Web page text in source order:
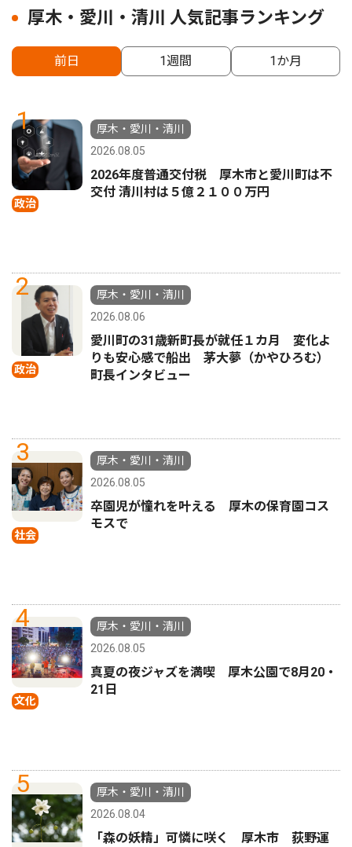
厚木・愛川・清川 人気記事ランキング
前日 1週間 1か月
1
政治
厚木・愛川・清川
2026.08.05
2026年度普通交付税 厚木市と愛川町は不
交付 清川村は５億２１００万円
2
政治
厚木・愛川・清川
2026.08.06
愛川町の31歳新町長が就任１カ月 変化よ
りも安心感で船出 茅大夢（かやひろむ）
町長インタビュー
3
社会
厚木・愛川・清川
2026.08.05
卒園児が憧れを叶える 厚木の保育園コス
モスで
4
文化
厚木・愛川・清川
2026.08.05
真夏の夜ジャズを満喫 厚木公園で8月20・
21日
5
厚木・愛川・清川
2026.08.04
「森の妖精」可憐に咲く 厚木市 荻野運